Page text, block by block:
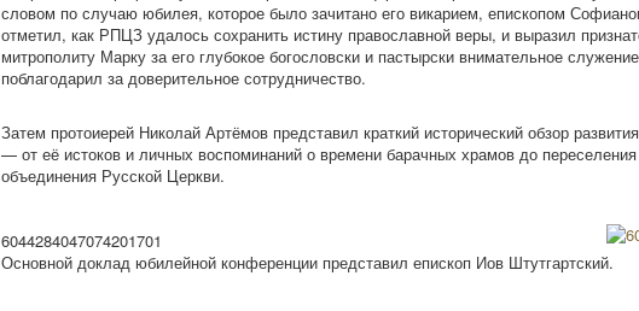
словом по случаю юбилея, которое было зачитано его викарием, епископом
отметил, как РПЦЗ удалось сохранить истину православной веры, и выразил
митрополиту Марку за его глубокое богословски и пастырски внимательное
поблагодарил за доверительное сотрудничество.
Затем протоиерей Николай Артёмов представил краткий исторический обзор
— от её истоков и личных воспоминаний о времени барачных храмов до
объединения Русской Церкви.
6044284047074201701
Основной доклад юбилейной конференции представил епископ Иов Штутгартский.